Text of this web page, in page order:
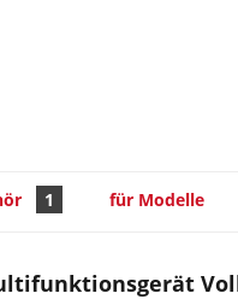
1 für Modelle